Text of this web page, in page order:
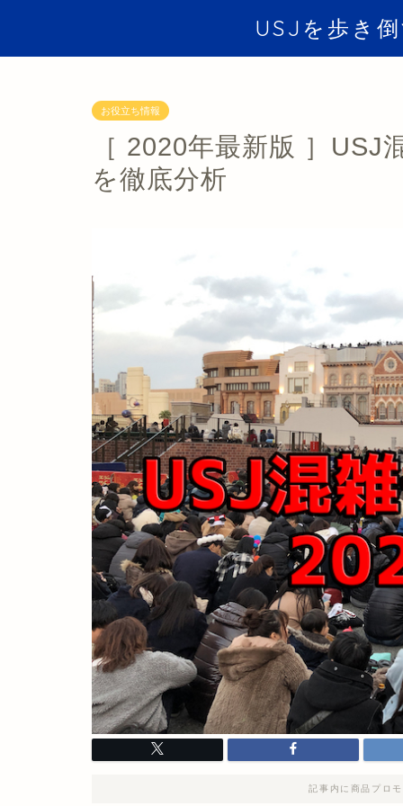
USJを歩き
お役立ち情報
［ 2020年最新版 ］USJ
を徹底分析
記事内に商品プロ